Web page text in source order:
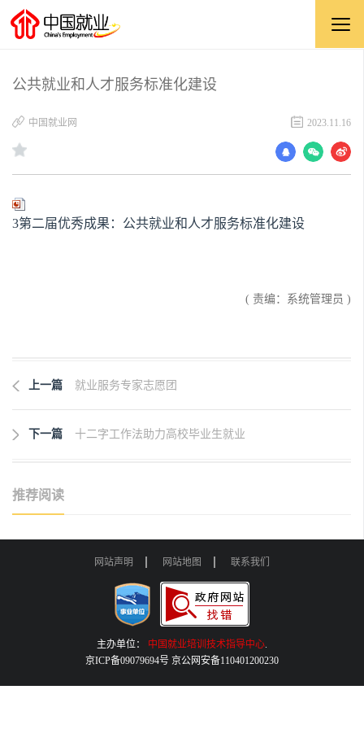
公共就业和人才服务标准化建设
中国就业网 2023.11.16
3第二届优秀成果：公共就业和人才服务标准化建设
( 责编：系统管理员 )
上一篇 就业服务专家志愿团
下一篇 十二字工作法助力高校毕业生就业
推荐阅读
网站声明 网站地图 联系我们
主办单位： 中国就业培训技术指导中心.
京ICP备09079694号 京公网安备110401200230